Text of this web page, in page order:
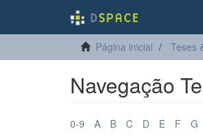
Página inicial Teses
Navegação
0-9 A B C D E F G